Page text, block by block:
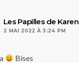
Les Papilles de Karen
2 MAI 2022 À 3:24 PM
Bises